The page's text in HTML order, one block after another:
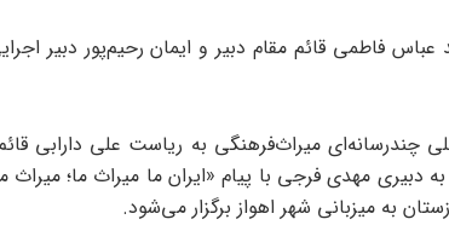
فاطمی قائم مقام دبیر و ایمان رحیم‌پور دبیر
چندرسانه‌ای میراث‌فرهنگی به ریاست علی دارابی
دبیری مهدی فرجی با پیام «ایران ما میراث ما؛ میراث